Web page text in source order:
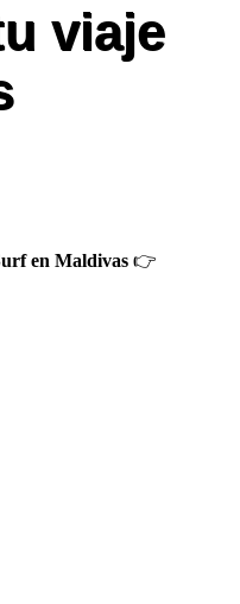
viaje
en Maldivas 👉